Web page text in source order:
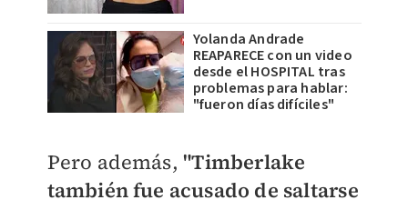
Yolanda Andrade
REAPARECE con un video
desde el HOSPITAL tras
problemas para hablar:
"fueron días difíciles"
Pero además,"Timberlake
también fue acusado de saltarse